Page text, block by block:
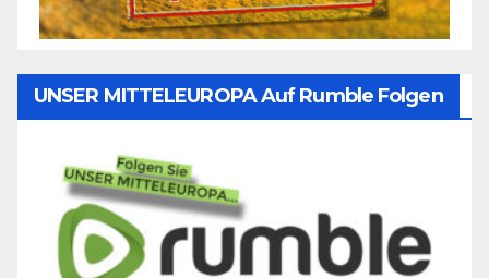
UNSER MITTELEUROPA Auf Rumble Folgen